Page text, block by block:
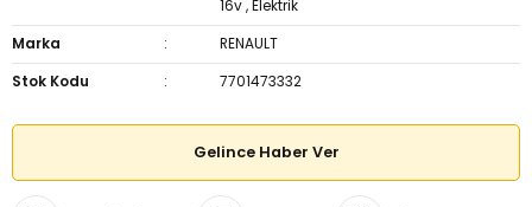
16v ,Elektrik
Marka
RENAULT
Stok Kodu
7701473332
Gelince Haber Ver